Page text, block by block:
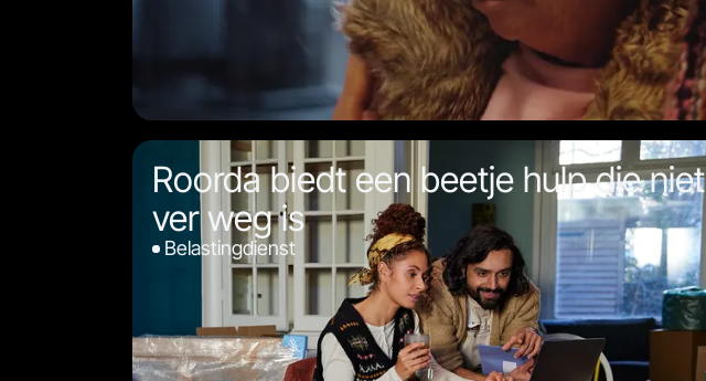
Roorda biedt een beetje hulp die niet
ver weg is
Belastingdienst